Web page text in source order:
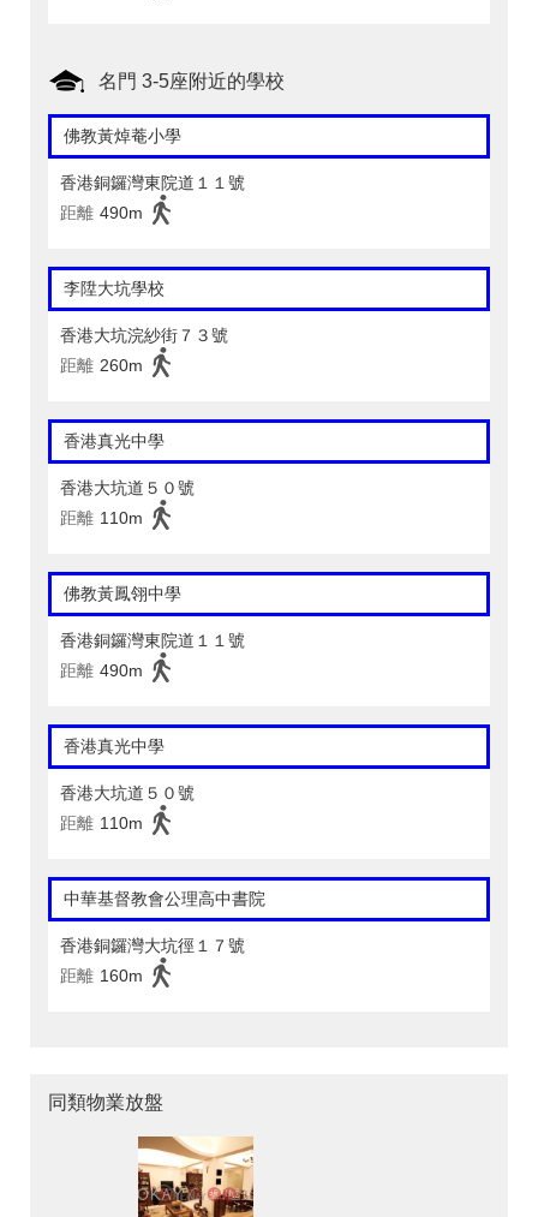
名門 3-5座附近的學校
佛教黃焯菴小學
香港銅鑼灣東院道１１號
距離 490m
李陞大坑學校
香港大坑浣紗街７３號
距離 260m
香港真光中學
香港大坑道５０號
距離 110m
佛教黃鳳翎中學
香港銅鑼灣東院道１１號
距離 490m
香港真光中學
香港大坑道５０號
距離 110m
中華基督教會公理高中書院
香港銅鑼灣大坑徑１７號
距離 160m
同類物業放盤